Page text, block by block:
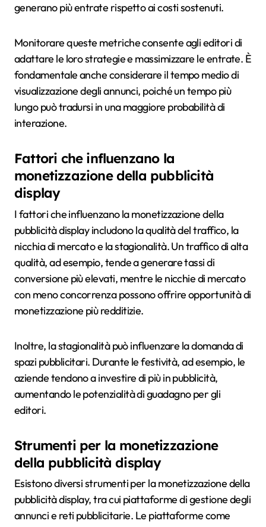
generano più entrate rispetto ai costi sostenuti.
Monitorare queste metriche consente agli editori di
adattare le loro strategie e massimizzare le entrate. È
fondamentale anche considerare il tempo medio di
visualizzazione degli annunci, poiché un tempo più
lungo può tradursi in una maggiore probabilità di
interazione.
Fattori che influenzano la
monetizzazione della pubblicità
display
I fattori che influenzano la monetizzazione della
pubblicità display includono la qualità del traffico, la
nicchia di mercato e la stagionalità. Un traffico di alta
qualità, ad esempio, tende a generare tassi di
conversione più elevati, mentre le nicchie di mercato
con meno concorrenza possono offrire opportunità di
monetizzazione più redditizie.
Inoltre, la stagionalità può influenzare la domanda di
spazi pubblicitari. Durante le festività, ad esempio, le
aziende tendono a investire di più in pubblicità,
aumentando le potenzialità di guadagno per gli
editori.
Strumenti per la monetizzazione
della pubblicità display
Esistono diversi strumenti per la monetizzazione della
pubblicità display, tra cui piattaforme di gestione degli
annunci e reti pubblicitarie. Le piattaforme come